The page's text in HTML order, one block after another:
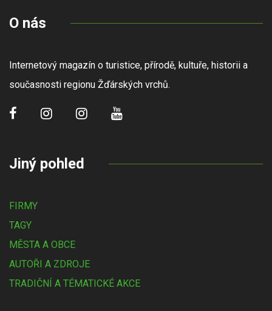
O nás
Internetový magazín o turistice, přírodě, kultuře, historii a
současnosti regionu Žďárských vrchů.
Jiný pohled
FIRMY
TAGY
MĚSTA A OBCE
AUTOŘI A ZDROJE
TRADIČNÍ A TÉMATICKÉ AKCE